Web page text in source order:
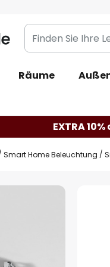
Finden
Sie
Leuchte...
Räume
EXTRA
Smart Home Beleuchtung